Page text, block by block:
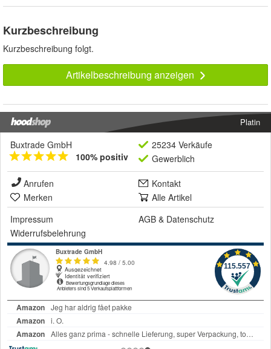
Kurzbeschreibung
Kurzbeschreibung folgt.
Artikelbeschreibung anzeigen
Platin
Buxtrade GmbH
100% positiv
25234 Verkäufe
Gewerblich
Anrufen
Kontakt
Merken
Alle Artikel
Impressum
AGB & Datenschutz
Widerrufsbelehrung